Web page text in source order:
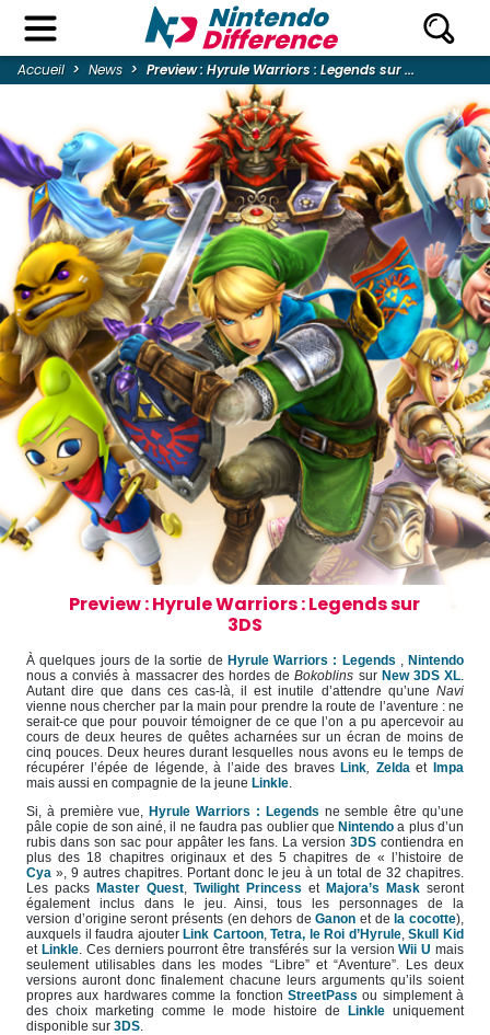
Accueil News Preview : Hyrule Warriors : Legends sur ...
Preview : Hyrule Warriors : Legends sur
3DS
À quelques jours de la sortie de Hyrule Warriors : Legends
Nintendo
nous a conviés à massacrer des hordes de Bokoblins sur New 3DS XL
Autant dire que dans ces cas-là, il est inutile d’attendre qu’une Navi
vienne nous chercher par la main pour prendre la route de l’aventure : ne
serait-ce que pour pouvoir témoigner de ce que l’on a pu apercevoir au
cours de deux heures de quêtes acharnées sur un écran de moins de
cinq pouces. Deux heures durant lesquelles nous avons eu le temps de
récupérer l’épée de légende, à l’aide des bravesLink Zelda etImpa
mais aussi en compagnie de la jeune Linkle
Si, à première vue,Hyrule Warriors : Legends ne semble être qu’une
pâle copie de son ainé, il ne faudra pas oublier que Nintendo a plus d’un
rubis dans son sac pour appâter les fans. La version 3DS contiendra en
plus des 18 chapitres originaux et des 5 chapitres de « l’histoire de
Cya », 9 autres chapitres. Portant donc le jeu à un total de 32 chapitres.
Les packs Master Quest Twilight Princess et Majora’s Mask seront
également inclus dans le jeu. Ainsi, tous les personnages de la
version d’origine seront présents (en dehors deGanonet dela cocotte),
auxquels il faudra ajouterLink Cartoon,Tetra, le Roi d’Hyrule,Skull Kid
et Linkle. Ces derniers pourront être transférés sur la version Wii U mais
seulement utilisables dans les modes “Libre” et “Aventure”. Les deux
versions auront donc finalement chacune leurs arguments qu’ils soient
propres aux hardwares comme la fonction StreetPassou simplement à
des choix marketing comme le mode histoire de Linkle uniquement
disponible sur 3DS